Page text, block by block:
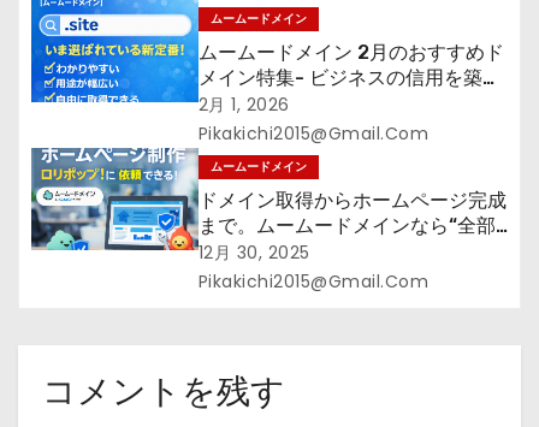
ムームードメイン
ムームードメイン 2月のおすすめド
メイン特集- ビジネスの信用を築く
――そのすべての起点となるのが独
自ドメイン
2月 1, 2026
Pikakichi2015@gmail.com
ムームードメイン
ドメイン取得からホームページ完成
まで。ムームードメインなら“全部
まとめて”安心スタート
12月 30, 2025
Pikakichi2015@gmail.com
コメントを残す